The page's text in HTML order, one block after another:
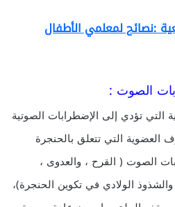
:نصائح لمعلمي الأطفال
الصوت :
التي تؤدي إلى الإضطرابات الصوتية
العضوية التي تتعلق بالحنجرة
الصوت ( القرح ، والعدوى ،
الولادي في تكوين الحنجرة)،